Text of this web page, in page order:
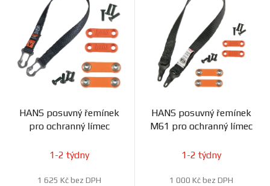
HANS posuvný řemínek
pro ochranný límec
1-2 týdny
1 625 Kč bez DPH
HANS posuvný řemínek
M61 pro ochranný límec
1-2 týdny
1 000 Kč bez DPH